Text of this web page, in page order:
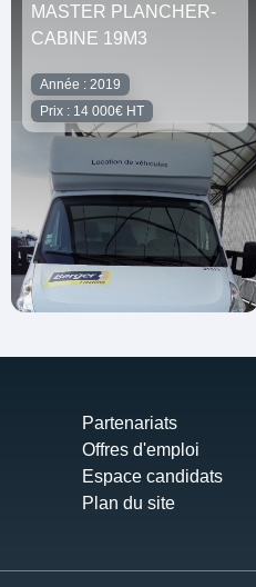
MASTER PLANCHER-
CABINE 19M3
Année : 2019
Prix : 14 000€ HT
Partenariats
Offres d'emploi
Espace candidats
Plan du site